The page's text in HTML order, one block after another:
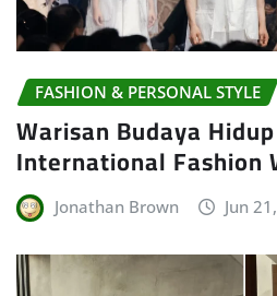
FASHION & PERSONAL STYLE
Warisan Budaya
International Fashion
Jonathan Brown Jun